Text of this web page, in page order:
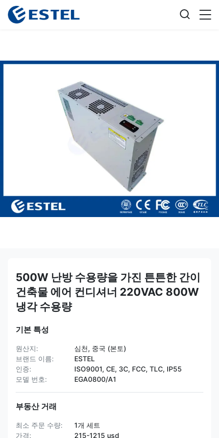
500W 난방 수용량을 가진 튼튼한 간이
건축물 에어 컨디셔너 220VAC 800W
냉각 수용량
기본 특성
원산지:
심천, 중국 (본토)
브랜드 이름:
ESTEL
인증:
ISO9001, CE, 3C, FCC, TLC, IP55
모델 번호:
EGA0800/A1
부동산 거래
최소 주문 수량:
1개 세트
가격:
215-1215 usd